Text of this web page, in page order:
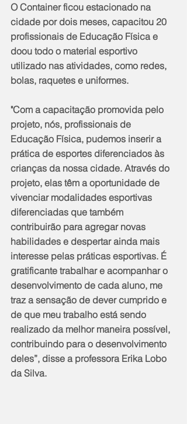
O Container ficou estacionado na
cidade por dois meses, capacitou 20
profissionais de Educação Física e
doou todo o material esportivo
utilizado nas atividades, como redes,
bolas, raquetes e uniformes.
"Com a capacitação promovida pelo
projeto, nós, profissionais de
Educação Física, pudemos inserir a
prática de esportes diferenciados às
crianças da nossa cidade. Através do
projeto, elas têm a oportunidade de
vivenciar modalidades esportivas
diferenciadas que também
contribuirão para agregar novas
habilidades e despertar ainda mais
interesse pelas práticas esportivas. É
gratificante trabalhar e acompanhar o
desenvolvimento de cada aluno, me
traz a sensação de dever cumprido e
de que meu trabalho está sendo
realizado da melhor maneira possível,
contribuindo para o desenvolvimento
deles”, disse a professora Erika Lobo
da Silva.